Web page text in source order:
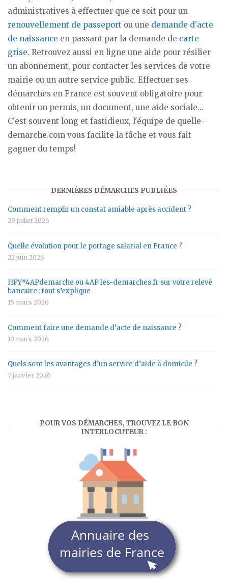
administratives à effectuer que ce soit pour un
renouvellement de passeport ou une demande d'acte
de naissance en passant par la demande de carte
grise. Retrouvez aussi en ligne une aide pour résilier
un abonnement, pour contacter les services de votre
mairie ou un autre service public. Effectuer ses
démarches en France est souvent obligatoire pour
obtenir un permis, un document, une aide sociale...
C'est souvent long et fastidieux, l'équipe de quelle-
demarche.com vous facilite la tâche et vous fait
gagner du temps!
DERNIÈRES DÉMARCHES PUBLIÉES
Comment remplir un constat amiable après accident ?
29 juillet 2026
Quelle évolution pour le portage salarial en France ?
22 juin 2026
HPY*4APdemarche ou 4AP les-demarches.fr sur votre relevé
bancaire : tout s’explique
15 mars 2026
Comment faire une demande d’acte de naissance ?
10 mars 2026
Quels sont les avantages d’un service d’aide à domicile ?
7 janvier 2026
POUR VOS DÉMARCHES, TROUVEZ LE BON
INTERLOCUTEUR :